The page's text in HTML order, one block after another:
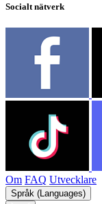
Socialt nätverk
Om FAQ Utvecklare
Språk (Languages)